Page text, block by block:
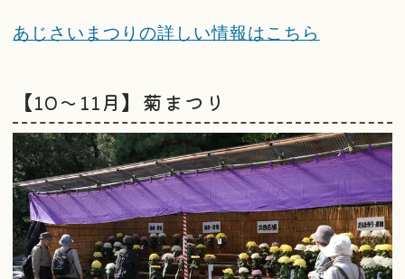
あじさいまつりの詳しい情報はこちら
【10～11月】菊まつり